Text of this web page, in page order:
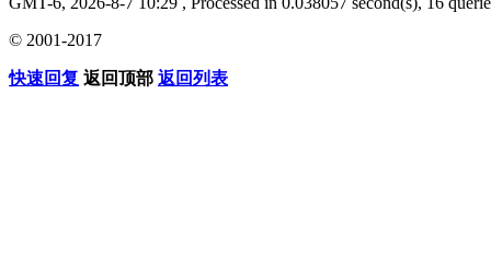
© 2001-2017
快速回复 返回顶部 返回列表